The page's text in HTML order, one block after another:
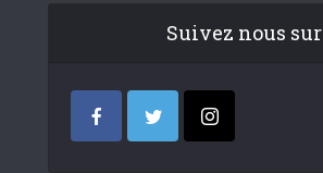
Suivez nous sur